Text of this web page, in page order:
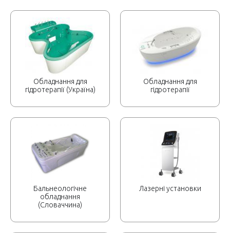
Обладнання для
гідротерапії (Україна)
Обладнання для
гідротерапії
Бальнеологічне
обладнання
(Словаччина)
Лазерні установки